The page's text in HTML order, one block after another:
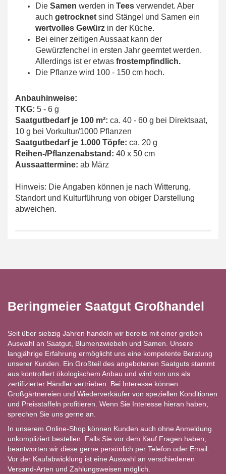
Die Samen werden in Tees verwendet. Aber
auch getrocknet sind Stängel und Samen ein
wertvolles Gewürz in der Küche.
Bei einer zeitigen Aussaat kann der
Gewürzfenchel in ersten Jahr geerntet werden.
Allerdings ist er etwas frostempfindlich.
Die Pflanze wird 100 - 150 cm hoch.
Anbauhinweise:
TKG: 5 - 6 g
Saatgutbedarf je 100 m²: ca. 40 - 60 g bei Direktsaat,
10 g bei Vorkultur/1000 Pflanzen
Saatgutbedarf je 1.000 Töpfe: ca. 20 g
Reihen-/Pflanzenabstand: 40 x 50 cm
Aussaattermine: ab März
Hinweis: Die Angaben können je nach Witterung,
Standort und Kulturführung von obiger Darstellung
abweichen.
Beringmeier Saatgut Großhandel
Seit über siebzig Jahren handeln wir bereits mit einer großen
Auswahl an Saatgut, Blumenzwiebeln und Samen. Unsere
langjährige Erfahrung ermöglicht uns eine kompetente Beratung
unserer Kunden. Ein Großteil des angebotenen Saatguts stammt
aus kontrolliert ökologischem Anbau und wird von uns als
zertifizierter Händler vertrieben. Bei Interesse können
Großgärtnereien und Wiederverkäufer von speziellen Konditionen
und Preisstaffeln profitieren. Wenn Sie Interesse hieran haben,
sprechen Sie uns gerne an.
In unserem Online-Shop können Kunden auch ohne Anmeldung
unkompliziert bestellen. Falls Sie vor dem Kauf Fragen haben,
beantworten wir diese gerne persönlich per Telefon oder Email.
Vor der Kaufabwicklung ist eine Auswahl an verschiedenen
Versand-Arten und Zahlungsweisen möglich.